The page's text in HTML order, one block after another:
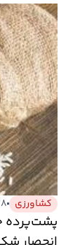
کشاورزی ۲۸
پشت‌پرده